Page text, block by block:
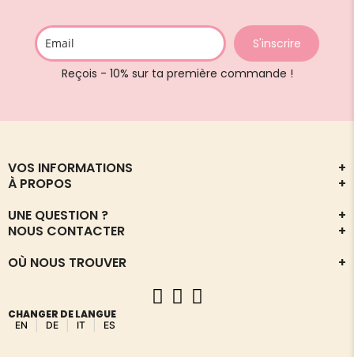
S'inscrire
Reçois - 10% sur ta première commande !
VOS INFORMATIONS
+
À PROPOS
+
UNE QUESTION ?
+
NOUS CONTACTER
+
OÙ NOUS TROUVER
+
CHANGER DE LANGUE
EN DE IT ES